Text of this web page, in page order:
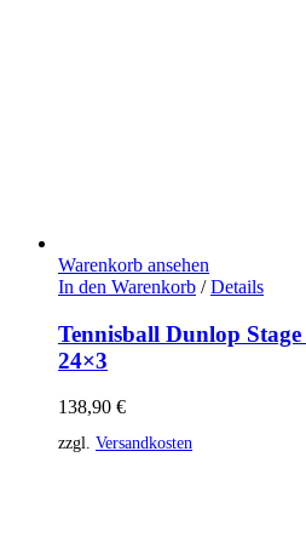
Warenkorb ansehen
In den Warenkorb / Details
Tennisball Dunlop
24×3
138,90 €
zzgl. Versandkosten